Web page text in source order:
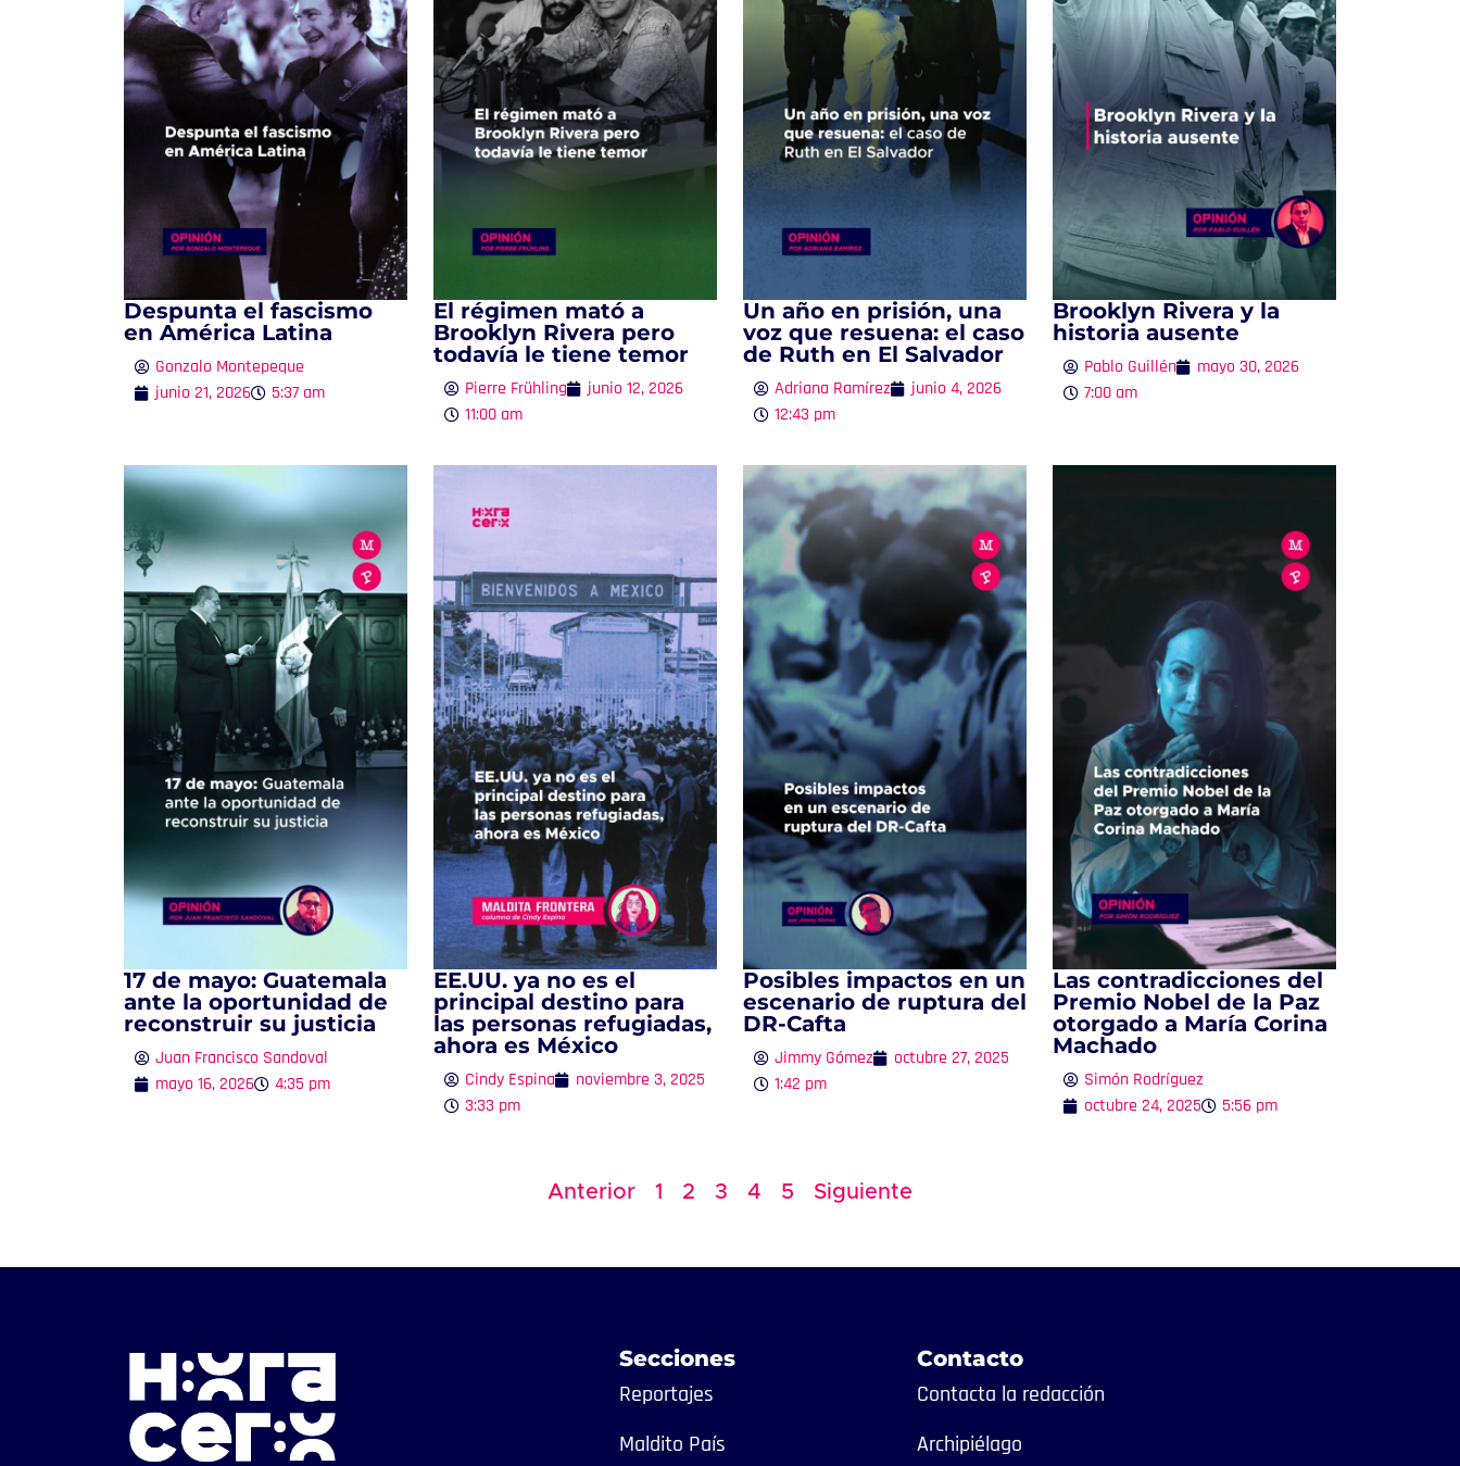
Despunta el fascismo
en América Latina
Gonzalo Montepeque
junio 21, 2026
5:37 am
El régimen mató a
Brooklyn Rivera pero
todavía le tiene temor
Pierre Frühling
junio 12, 2026
11:00 am
Un año en prisión, una
voz que resuena: el caso
de Ruth en El Salvador
Adriana Ramírez
junio 4, 2026
12:43 pm
Brooklyn Rivera y la
historia ausente
Pablo Guillén
mayo 30, 2026
7:00 am
17 de mayo: Guatemala
ante la oportunidad de
reconstruir su justicia
Juan Francisco Sandoval
mayo 16, 2026
4:35 pm
EE.UU. ya no es el
principal destino para
las personas refugiadas,
ahora es México
Cindy Espina
noviembre 3, 2025
3:33 pm
Posibles impactos en un
escenario de ruptura del
DR-Cafta
Jimmy Gómez
octubre 27, 2025
1:42 pm
Las contradicciones del
Premio Nobel de la Paz
otorgado a María Corina
Machado
Simón Rodríguez
octubre 24, 2025
5:56 pm
Anterior 1 2 3 4 5 Siguiente
Secciones
Reportajes
Maldito País
Contacto
Contacta la redacción
Archipiélago